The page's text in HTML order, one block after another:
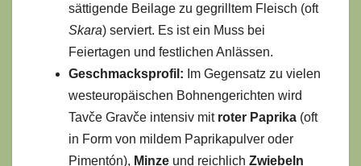
sättigende Beilage zu gegrilltem Fleisch (oft
Skara) serviert. Es ist ein Muss bei
Feiertagen und festlichen Anlässen.
Geschmacksprofil: Im Gegensatz zu vielen
westeuropäischen Bohnengerichten wird
Tavče Gravče intensiv mit roter Paprika (oft
in Form von mildem Paprikapulver oder
Pimentón), Minze und reichlich Zwiebeln